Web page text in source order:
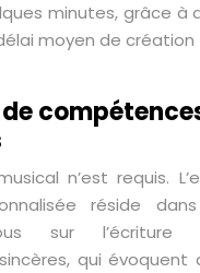
minutes, grâce à
moyen de
n’est requis.
réside
sur
qui évoquent